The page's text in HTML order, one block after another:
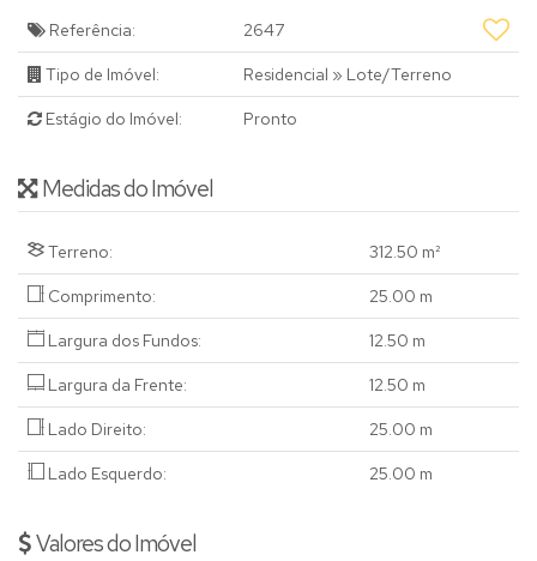
Referência: 2647
Tipo de Imóvel: Residencial » Lote/Terreno
Estágio do Imóvel: Pronto
Medidas do Imóvel
Terreno: 312.50 m²
Comprimento: 25.00 m
Largura dos Fundos: 12.50 m
Largura da Frente: 12.50 m
Lado Direito: 25.00 m
Lado Esquerdo: 25.00 m
Valores do Imóvel